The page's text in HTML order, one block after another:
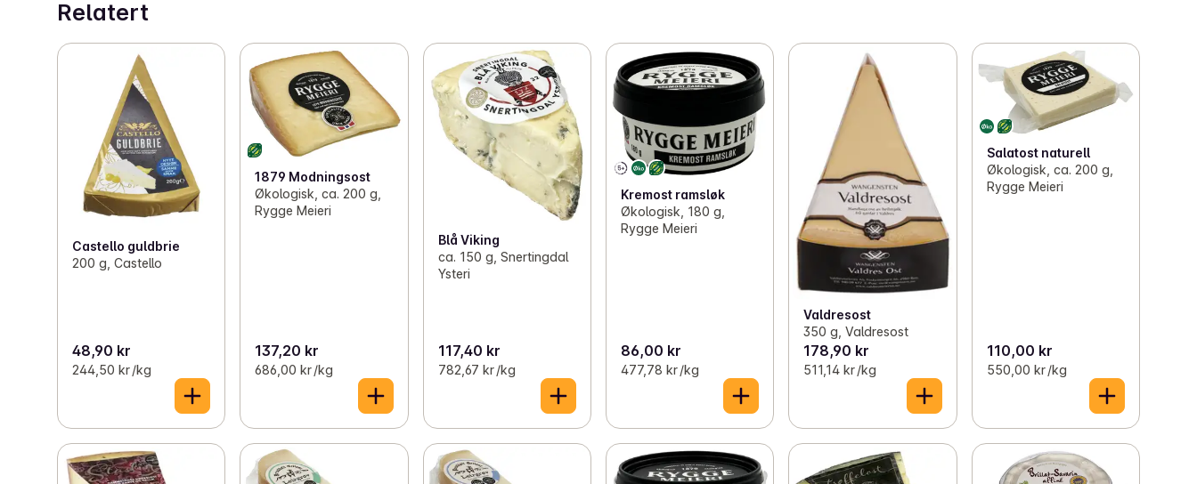
Relatert
Castello guldbrie
200 g, Castello
48,90 kr
244,50 kr /kg
1879 Modningsost
Økologisk, ca. 200 g,
Rygge Meieri
137,20 kr
686,00 kr /kg
Blå Viking
ca. 150 g, Snertingdal
Ysteri
117,40 kr
782,67 kr /kg
Kremost ramsløk
Økologisk, 180 g,
Rygge Meieri
86,00 kr
477,78 kr /kg
Valdresost
350 g, Valdresost
178,90 kr
511,14 kr /kg
Salatost naturell
Økologisk, ca. 200 g,
Rygge Meieri
110,00 kr
550,00 kr /kg